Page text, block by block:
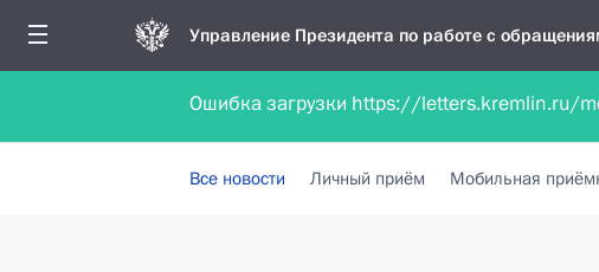
Управление Президента по работе с
Обратиться в форме электронного документа
Все новости Личный приём Мобильная
Ошибка загрузки https://letters.kremlin.ru/